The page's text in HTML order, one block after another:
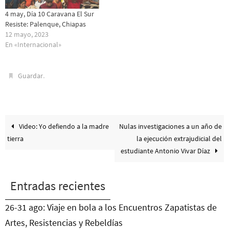
4 may, Día 10 Caravana El Sur
Resiste: Palenque, Chiapas
12 mayo, 2023
En «Internacional»
Guardar.
Video: Yo defiendo a la madre
tierra
Nulas investigaciones a un año de
la ejecución extrajudicial del
estudiante Antonio Vivar Díaz
Entradas recientes
26-31 ago: Viaje en bola a los Encuentros Zapatistas de
Artes, Resistencias y Rebeldías